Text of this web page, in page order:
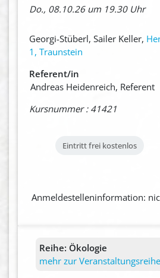
Do., 08.10.26 um 19.30 Uhr
Georgi-Stüberl, Sailer Keller,
1, Traunstein
Referent/in
Andreas Heidenreich, Referent
Kursnummer : 41421
Eintritt frei kostenlos
Anmeldestelleninformation:
Reihe: Ökologie
mehr zur